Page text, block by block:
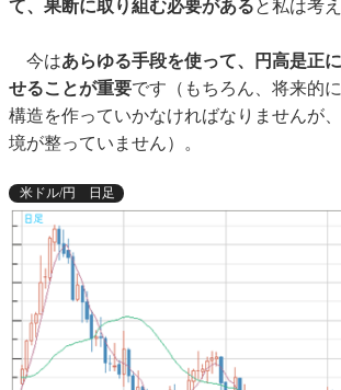
て、果断に取り組む必要があると私は考
今はあらゆる手段を使って、円高是正
せることが重要です（もちろん、将来的
構造を作っていかなければなりませんが
境が整っていません）。
米ドル/円 日足